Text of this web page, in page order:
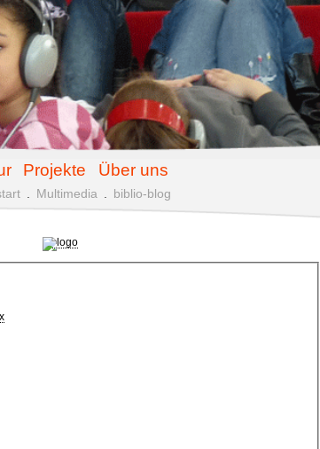
Projekte Über uns
Multimedia biblio-blog